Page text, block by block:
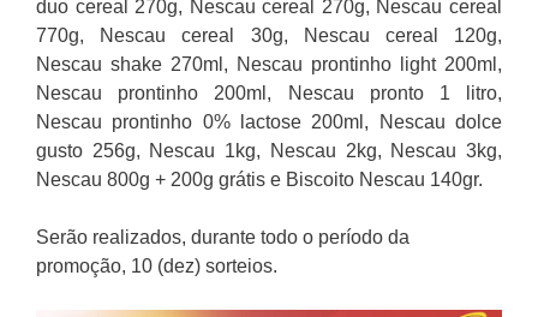
duo cereal 270g, Nescau cereal 270g, Nescau cereal
770g, Nescau cereal 30g, Nescau cereal 120g,
Nescau shake 270ml, Nescau prontinho light 200ml,
Nescau prontinho 200ml, Nescau pronto 1 litro,
Nescau prontinho 0% lactose 200ml, Nescau dolce
gusto 256g, Nescau 1kg, Nescau 2kg, Nescau 3kg,
Nescau 800g + 200g grátis e Biscoito Nescau 140gr.
Serão realizados, durante todo o período da
promoção, 10 (dez) sorteios.